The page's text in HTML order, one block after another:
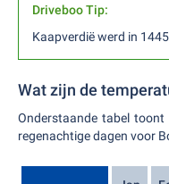
Driveboo Tip:
Kaapverdië werd in
Wat zijn de
Onderstaande tabel toont
regenachtige dagen voor